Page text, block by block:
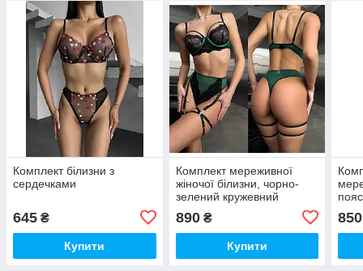
Комплект білизни з
сердечками
645 ₴
Купити
Комплект мереживної
жіночої білизни, чорно-
зелений кружевний
890₴
Купити
850